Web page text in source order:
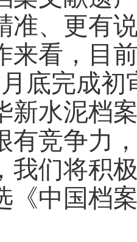
准、更有
来看，目
底完成
新水泥档
有竞争力
我们将积
《中国档